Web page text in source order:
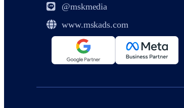
@mskmedia
www.mskads.com